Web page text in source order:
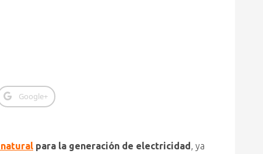
Google+
para la generación de electricidad, ya